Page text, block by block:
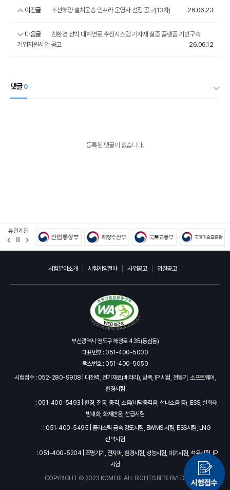
이전글 조선해양 설치운송 인프라 운영사 선정 공고(13차) 26.06.23
다음글
친환경 선박 대체연료 추진시스템 기자재 실증 플랫폼 기반구축
기업지원사업 공고
26.06.12
댓글0
등록된 댓글이 없습니다.
유관기관
정
지
시험분야소개 시험계약절차 사업공고 입찰공고
부산광역시 영도구 해양로 435(동삼동)
대표번호 : 051-400-5000
팩스번호 : 051-400-5050
시험접수 : 052-280-9908 | 대전력, 전기재료(배터리), 방폭, IP 시험, 전동기, 소프트웨어,
환경시험
: 051-400-5493 | 환경, 진동, 충격, 소음(바닥충격음, 선내소음 등), ESS, 실화재,
방내화, 화재반응, 선급시험
: 051-400-5495 | 플라스틱 금속 강도시험, BWMS 시험, ESS시험, LNG
선박시험
: 051-400-5204 | 조명기기, 전자파, 환경시험, 성능시험, 대기시험, 석유시험, IP
시험
COPYRIGHT Ⓒ 2023 KOMERI. ALL RIGHTS RESERVED.